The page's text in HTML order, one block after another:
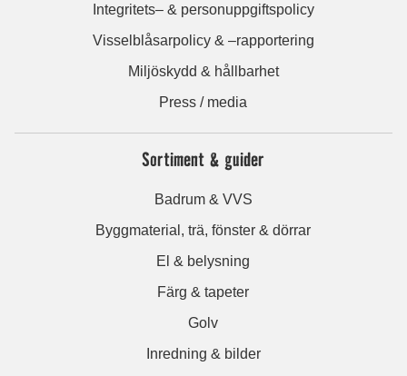
Integritets– & personuppgiftspolicy
Visselblåsarpolicy & –rapportering
Miljöskydd & hållbarhet
Press / media
Sortiment & guider
Badrum & VVS
Byggmaterial, trä, fönster & dörrar
El & belysning
Färg & tapeter
Golv
Inredning & bilder